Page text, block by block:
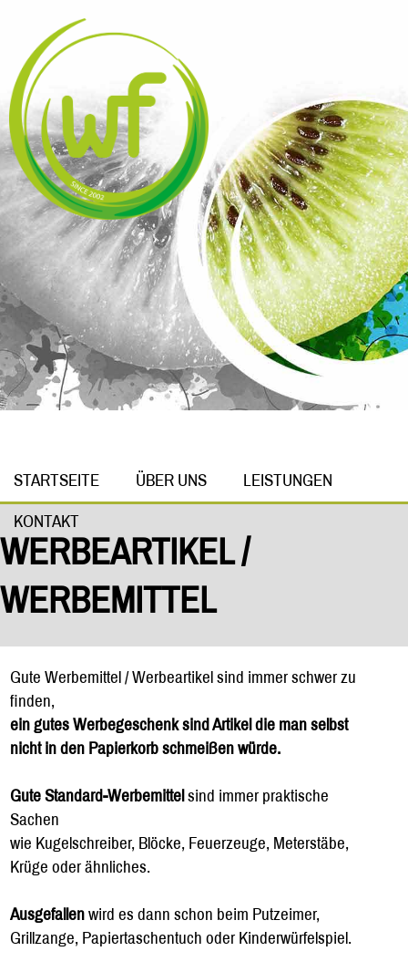
STARTSEITE ÜBER UNS
LEISTUNGEN
KONTAKT
WERBEARTIKEL /
WERBEMITTEL
Gute Werbemittel / Werbeartikel sind immer schwer zu
finden,
ein gutes Werbegeschenk sind Artikel die man selbst
nicht in den Papierkorb schmeißen würde.
Gute Standard-Werbemittelsind immer praktische
Sachen
wie Kugelschreiber, Blöcke, Feuerzeuge, Meterstäbe,
Krüge oder ähnliches.
Ausgefallenwird es dann schon beim Putzeimer,
Grillzange, Papiertaschentuch oder Kinderwürfelspiel.